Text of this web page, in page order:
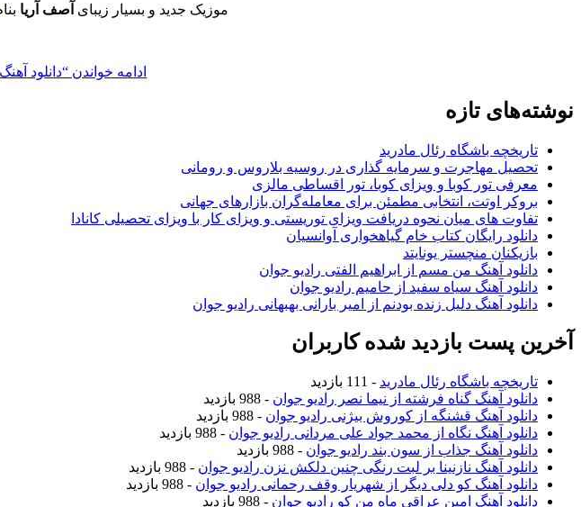
موزیک جدید و بسیار زیبای آصف آریا
ادامه خواندن “دانلود
نوشته‌های تازه
تاریخچه باشگاه رئال مادرید
تحصیل مهاجرت و سرمایه گذاری در روسیه بلاروس و رومانی
معرفی تور کوبا و ویزای کوبا، تور اقساطی مالزی
بروکر اوتت، انتخابی مطمئن برای معامله‌گران بازارهای جهانی
تفاوت های میان نحوه دریافت ویزای توریستی و ویزای کار با ویزای تحصیلی کانادا
دانلود رایگان کتاب خام گیاهخواری آوانسیان
بازیکنان منچستر یونایتد
دانلود آهنگ من مسم از ابراهیم الفتی رادیو جوان
دانلود آهنگ سیاه سفید از حامیم رادیو جوان
دانلود آهنگ دلیل زنده بودنم از امیر بارانی بهبهانی رادیو جوان
آخرین پست بازدید شده کاربران
تاریخچه باشگاه رئال مادرید - 111 بازدید
دانلود آهنگ گناه فرشته از نیما نصر رادیو جوان - 988 بازدید
دانلود آهنگ قشنگه از کوروش بیژنی رادیو جوان - 988 بازدید
دانلود آهنگ نگاه از محمد جواد علی مردانی رادیو جوان - 988 بازدید
دانلود آهنگ جذاب از سون بند رادیو جوان - 988 بازدید
دانلود آهنگ نازنینا بر لبت رنگی چنین دلکش نزن رادیو جوان - 988 بازدید
دانلود آهنگ کو دلی دیگر از شهریار وقف رحمانی رادیو جوان - 988 بازدید
دانلود آهنگ امین عراقی ماه من کو رادیو جوان - 988 بازدید